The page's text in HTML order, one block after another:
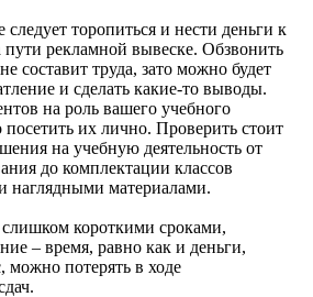
торопиться и нести деньги к
рекламной вывеске. Обзвонить
составит труда, зато можно будет
и сделать какие-то выводы.
на роль вашего учебного
посетить их лично. Проверить стоит
на учебную деятельность от
до комплектации классов
наглядными материалами.
слишком короткими сроками,
– время, равно как и деньги,
можно потерять в ходе